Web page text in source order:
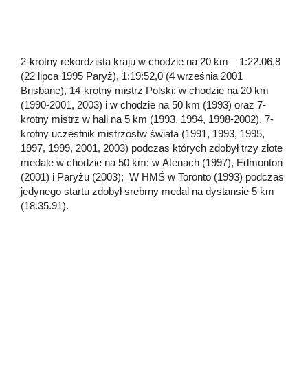
2-krotny rekordzista kraju w chodzie na 20 km – 1:22.06,8
(22 lipca 1995 Paryż), 1:19:52,0 (4 września 2001
Brisbane), 14-krotny mistrz Polski: w chodzie na 20 km
(1990-2001, 2003) i w chodzie na 50 km (1993) oraz 7-
krotny mistrz w hali na 5 km (1993, 1994, 1998-2002). 7-
krotny uczestnik mistrzostw świata (1991, 1993, 1995,
1997, 1999, 2001, 2003) podczas których zdobył trzy złote
medale w chodzie na 50 km: w Atenach (1997), Edmonton
(2001) i Paryżu (2003); W HMŚ w Toronto (1993) podczas
jedynego startu zdobył srebrny medal na dystansie 5 km
(18.35.91).